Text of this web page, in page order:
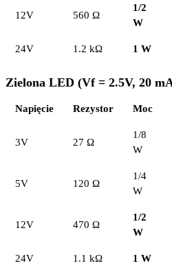
12V 560 Ω
1/2
W
24V 1.2 kΩ 1 W
Zielona LED (Vf = 2.5V, 20
Napięcie Rezystor Moc
3V 27 Ω
1/8
W
5V 120 Ω
1/4
W
12V 470 Ω
1/2
W
24V 1.1 kΩ 1 W